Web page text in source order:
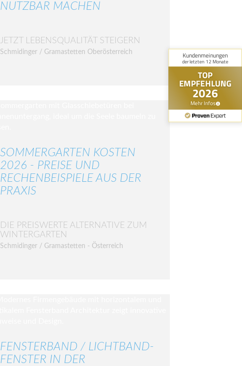
NUTZBAR MACHEN
JETZT LEBENSQUALITÄT STEIGERN
Schmidinger / Gramastetten Oberösterreich
SOMMERGARTEN KOSTEN
2026 - PREISE UND
RECHENBEISPIELE AUS DER
PRAXIS
DIE PREISWERTE ALTERNATIVE ZUM
WINTERGARTEN
Schmidinger / Gramastetten - Österreich
FENSTERBAND / LICHTBAND-
FENSTER IN DER